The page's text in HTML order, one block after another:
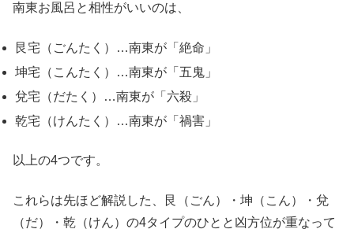
南東お風呂と相性がいいのは、
艮宅（ごんたく）…南東が「絶命」
坤宅（こんたく）…南東が「五鬼」
兌宅（だたく）…南東が「六殺」
乾宅（けんたく）…南東が「禍害」
以上の4つです。
これらは先ほど解説した、艮（ごん）・坤（こん）・兌
（だ）・乾（けん）の4タイプのひとと凶方位が重なって